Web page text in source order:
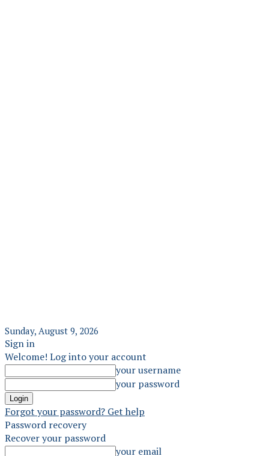
Sunday, August 9, 2026
Sign in
Welcome! Log into your account
your username
your password
Forgot your password? Get help
Password recovery
Recover your password
your email